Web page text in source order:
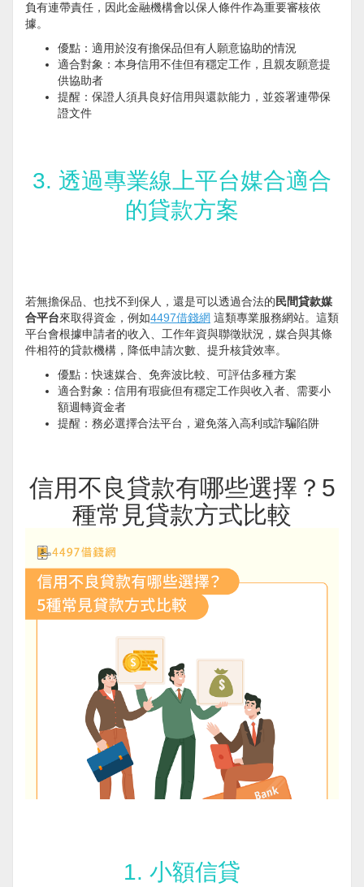
負有連帶責任，因此金融機構會以保人條件作為重要審核依
據。
優點：適用於沒有擔保品但有人願意協助的情況
適合對象：本身信用不佳但有穩定工作，且親友願意提
供協助者
提醒：保證人須具良好信用與還款能力，並簽署連帶保
證文件
3. 透過專業線上平台媒合適合
的貸款方案
若無擔保品、也找不到保人，還是可以透過合法的民間貸款媒
合平台來取得資金，例如4497借錢網 這類專業服務網站。這類
平台會根據申請者的收入、工作年資與聯徵狀況，媒合與其條
件相符的貸款機構，降低申請次數、提升核貸效率。
優點：快速媒合、免奔波比較、可評估多種方案
適合對象：信用有瑕疵但有穩定工作與收入者、需要小
額週轉資金者
提醒：務必選擇合法平台，避免落入高利或詐騙陷阱
信用不良貸款有哪些選擇？5
種常見貸款方式比較
1. 小額信貸